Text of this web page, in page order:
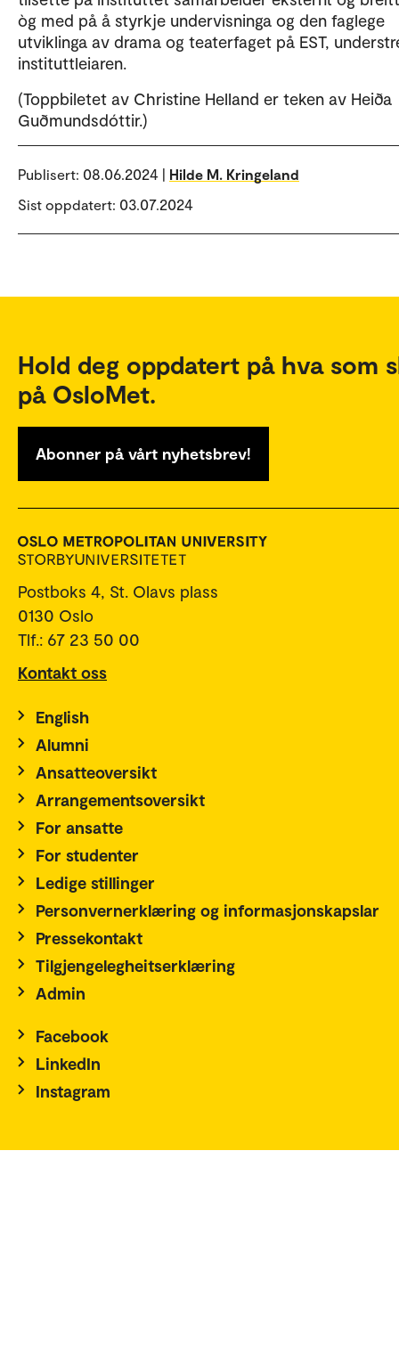
òg med på å styrkje undervisninga og den faglege
utviklinga av drama og teaterfaget på EST,
instituttleiaren.
(Toppbiletet av Christine Helland er teken av Heiða
Guðmundsdóttir.)
Publisert: 08.06.2024 | Hilde M. Kringeland
Sist oppdatert: 03.07.2024
Hold deg oppdatert på hva som
på OsloMet.
Abonner på vårt nyhetsbrev!
Postboks 4, St. Olavs plass
0130 Oslo
Tlf.: 67 23 50 00
Kontakt oss
English
Alumni
Ansatteoversikt
Arrangementsoversikt
For ansatte
For studenter
Ledige stillinger
Personvernerklæring og informasjonskapslar
Pressekontakt
Tilgjengelegheitserklæring
Admin
Facebook
LinkedIn
Instagram